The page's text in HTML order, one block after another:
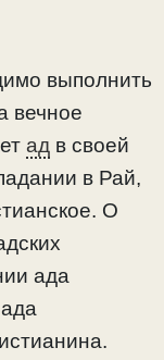
выполнить
вечное
ад в своей
в Рай,
О
ада